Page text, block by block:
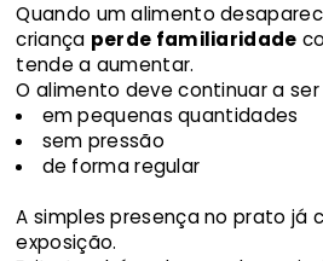
Quando um alimento
criança perde familiaridade
tende a aumentar.
O alimento deve continuar a
em pequenas quantidades
sem pressão
de forma regular
A simples presença no prato já
exposição.